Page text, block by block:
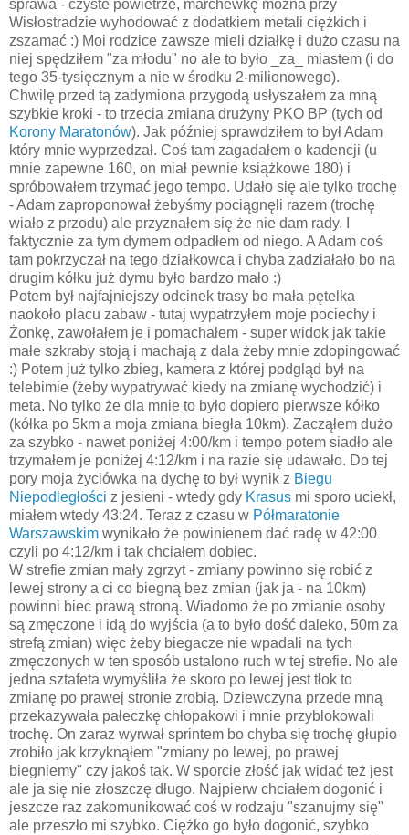
sprawa - czyste powietrze, marchewkę można przy
Wisłostradzie wyhodować z dodatkiem metali ciężkich i
zszamać :) Moi rodzice zawsze mieli działkę i dużo czasu na
niej spędziłem "za młodu" no ale to było _za_ miastem (i do
tego 35-tysięcznym a nie w środku 2-milionowego).
Chwilę przed tą zadymiona przygodą usłyszałem za mną
szybkie kroki - to trzecia zmiana drużyny PKO BP (tych od
Korony Maratonów). Jak później sprawdziłem to był Adam
który mnie wyprzedzał. Coś tam zagadałem o kadencji (u
mnie zapewne 160, on miał pewnie książkowe 180) i
spróbowałem trzymać jego tempo. Udało się ale tylko trochę
- Adam zaproponował żebyśmy pociągnęli razem (trochę
wiało z przodu) ale przyznałem się że nie dam rady. I
faktycznie za tym dymem odpadłem od niego. A Adam coś
tam pokrzyczał na tego działkowca i chyba zadziałało bo na
drugim kółku już dymu było bardzo mało :)
Potem był najfajniejszy odcinek trasy bo mała pętelka
naokoło placu zabaw - tutaj wypatrzyłem moje pociechy i
Żonkę, zawołałem je i pomachałem - super widok jak takie
małe szkraby stoją i machają z dala żeby mnie zdopingować
:) Potem już tylko zbieg, kamera z której podgląd był na
telebimie (żeby wypatrywać kiedy na zmianę wychodzić) i
meta. No tylko że dla mnie to było dopiero pierwsze kółko
(kółka po 5km a moja zmiana biegła 10km). Zacząłem dużo
za szybko - nawet poniżej 4:00/km i tempo potem siadło ale
trzymałem je poniżej 4:12/km i na razie się udawało. Do tej
pory moja życiówka na dychę to był wynik z Biegu
Niepodległości z jesieni - wtedy gdy Krasus mi sporo uciekł,
miałem wtedy 43:24. Teraz z czasu w Półmaratonie
Warszawskim wynikało że powinienem dać radę w 42:00
czyli po 4:12/km i tak chciałem dobiec.
W strefie zmian mały zgrzyt - zmiany powinno się robić z
lewej strony a ci co biegną bez zmian (jak ja - na 10km)
powinni biec prawą stroną. Wiadomo że po zmianie osoby
są zmęczone i idą do wyjścia (a to było dość daleko, 50m za
strefą zmian) więc żeby biegacze nie wpadali na tych
zmęczonych w ten sposób ustalono ruch w tej strefie. No ale
jedna sztafeta wymyśliła że skoro po lewej jest tłok to
zmianę po prawej stronie zrobią. Dziewczyna przede mną
przekazywała pałeczkę chłopakowi i mnie przyblokowali
trochę. On zaraz wyrwał sprintem bo chyba się trochę głupio
zrobiło jak krzyknąłem "zmiany po lewej, po prawej
biegniemy" czy jakoś tak. W sporcie złość jak widać też jest
ale ja się nie złoszczę długo. Najpierw chciałem dogonić i
jeszcze raz zakomunikować coś w rodzaju "szanujmy się"
ale przeszło mi szybko. Ciężko go było dogonić, szybko